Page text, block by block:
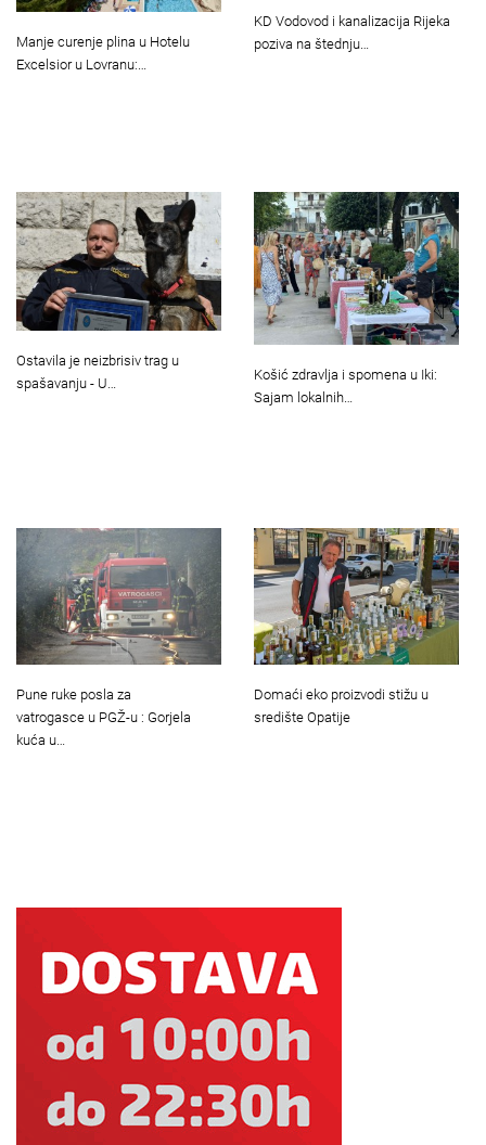
Manje curenje plina u Hotelu
Excelsior u Lovranu:…
KD Vodovod i kanalizacija Rijeka
poziva na štednju…
Ostavila je neizbrisiv trag u
spašavanju - U…
Košić zdravlja i spomena u Iki:
Sajam lokalnih…
Pune ruke posla za
vatrogasce u PGŽ-u : Gorjela
kuća u…
Domaći eko proizvodi stižu u
središte Opatije